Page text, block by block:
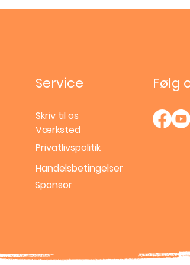
Service
Skriv til os
Værksted
Følg
Privatlivspolitik
Handelsbetingelser
Sponsor